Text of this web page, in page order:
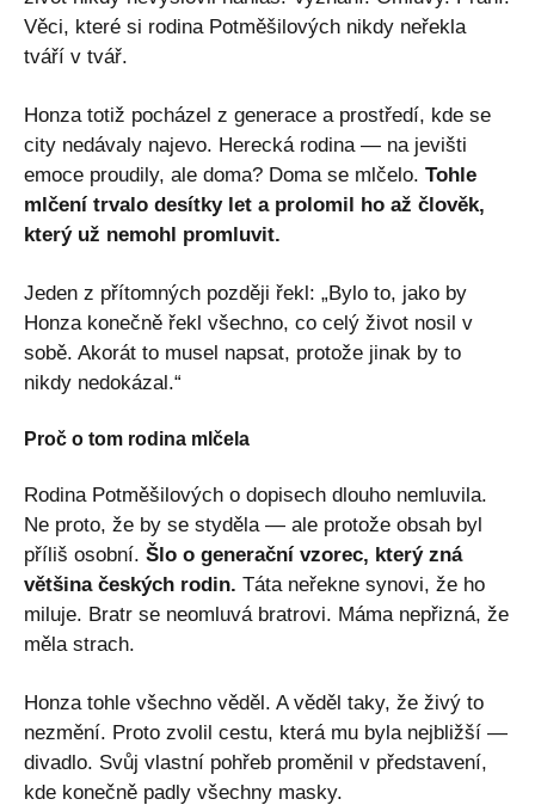
Věci, které si rodina Potměšilových nikdy neřekla
tváří v tvář.
Honza totiž pocházel z generace a prostředí, kde se
city nedávaly najevo. Herecká rodina — na jevišti
emoce proudily, ale doma? Doma se mlčelo. Tohle
mlčení trvalo desítky let a prolomil ho až člověk,
který už nemohl promluvit.
Jeden z přítomných později řekl: „Bylo to, jako by
Honza konečně řekl všechno, co celý život nosil v
sobě. Akorát to musel napsat, protože jinak by to
nikdy nedokázal.“
Proč o tom rodina mlčela
Rodina Potměšilových o dopisech dlouho nemluvila.
Ne proto, že by se styděla — ale protože obsah byl
příliš osobní. Šlo o generační vzorec, který zná
většina českých rodin. Táta neřekne synovi, že ho
miluje. Bratr se neomluvá bratrovi. Máma nepřizná, že
měla strach.
Honza tohle všechno věděl. A věděl taky, že živý to
nezmění. Proto zvolil cestu, která mu byla nejbližší —
divadlo. Svůj vlastní pohřeb proměnil v představení,
kde konečně padly všechny masky.